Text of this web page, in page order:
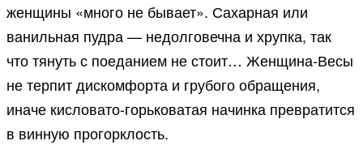
женщины «много не бывает». Сахарная или
ванильная пудра — недолговечна и хрупка, так
что тянуть с поеданием не стоит… Женщина-Весы
не терпит дискомфорта и грубого обращения,
иначе кисловато-горьковатая начинка превратится
в винную прогорклость.